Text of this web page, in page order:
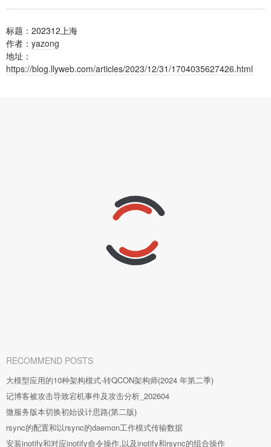
标题：202312上海
作者： yazong
地址：
https://blog.llyweb.com/articles/2023/12/31/1704035627426.html
RECOMMEND POSTS
大模型应用的10种架构模式-转QCON架构师(2024 年第二季)
记博客被攻击导致宕机事件及攻击分析_202604
微服务版本切换初始设计思路(第二版)
rsync的配置和以rsync的daemon工作模式传输数据
安装inotify和对应inotify命令操作,以及inotify和rsync的组合操作